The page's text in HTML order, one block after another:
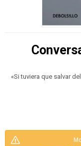
«Si tuviera que salvar